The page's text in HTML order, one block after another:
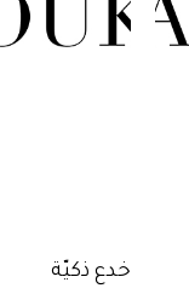
خدع ذكيّة